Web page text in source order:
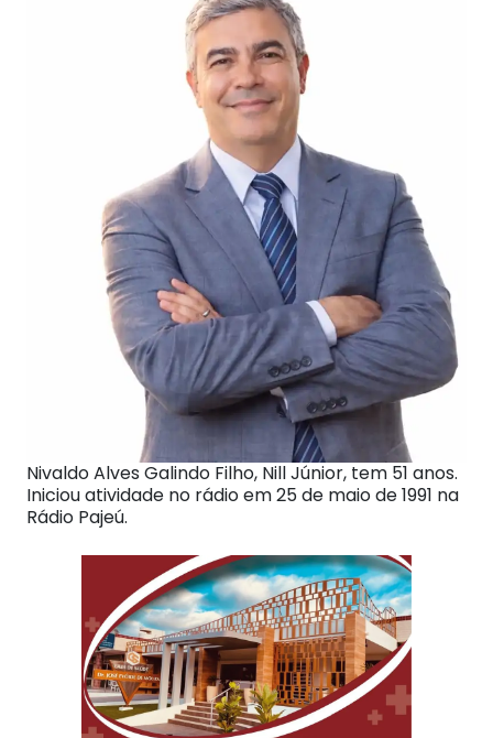
Nivaldo Alves Galindo Filho, Nill Júnior, tem 51 anos.
Iniciou atividade no rádio em 25 de maio de 1991 na
Rádio Pajeú.